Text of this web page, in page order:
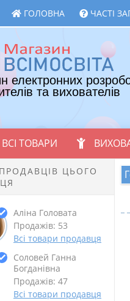
ГОЛОВНА ЧАСТІ
електронних
та вихователів
ВСІ ТОВАРИ
ЦЬОГО
Аліна Головата
Продажів: 53
Всі товари продавця
Соловей Ганна
Богданівна
Продажів: 47
Всі товари продавця